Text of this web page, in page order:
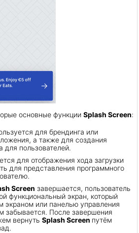
основные функции Splash Screen:
для брендинга или
а также для создания
для пользователей.
для отображения хода загрузки
для представления программного
Screen завершается, пользователь
функциональный экран, который
экраном или панелью управления
забывается. После завершения
вернуть Splash Screen путём